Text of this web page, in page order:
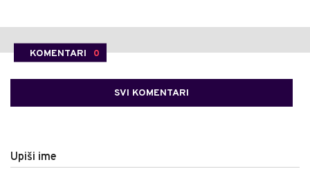
KOMENTARI 0
SVI KOMENTARI
Upiši ime